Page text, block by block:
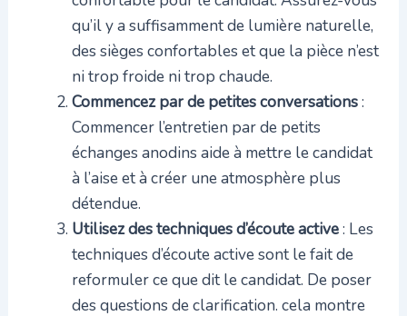
qu’il y a suffisamment de lumière naturelle,
des sièges confortables et que la pièce n’est
ni trop froide ni trop chaude.
Commencez par de petites conversations:
Commencer l’entretien par de petits
échanges anodins aide à mettre le candidat
à l’aise et à créer une atmosphère plus
détendue.
Utilisez des techniques d’écoute active: Les
techniques d’écoute active sont le fait de
reformuler ce que dit le candidat. De poser
des questions de clarification. cela montre